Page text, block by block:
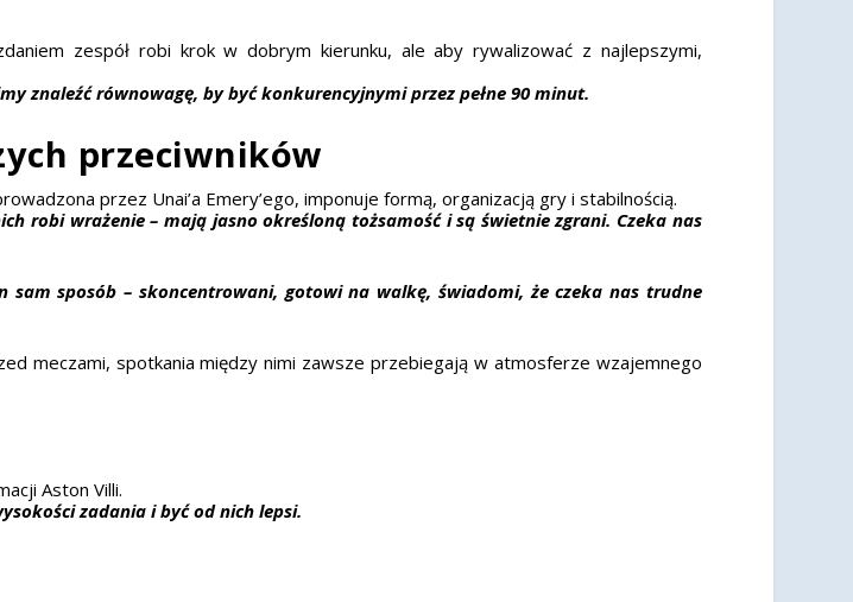
zespół robi krok w dobrym kierunku, ale aby rywalizować z najlepszymi,
znaleźć równowagę, by być konkurencyjnymi przez pełne 90 minut.
przeciwników
przez Unai’a Emery’ego, imponuje formą, organizacją gry i stabilnością.
robi wrażenie – mają jasno określoną tożsamość i są świetnie zgrani. Czeka nas
sposób – skoncentrowani, gotowi na walkę, świadomi, że czeka nas trudne
meczami, spotkania między nimi zawsze przebiegają w atmosferze wzajemnego
Aston Villi.
zadania i być od nich lepsi.